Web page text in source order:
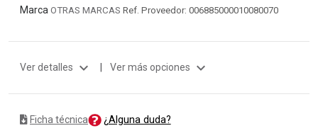
Marca OTRAS MARCAS Ref. Proveedor: 006885000010080070
Ver detalles expand_more | Ver más opciones expand_more
Ficha técnica ¿Alguna duda?